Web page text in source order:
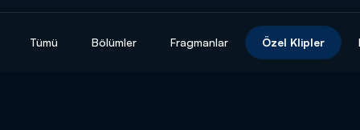
Tümü Bölümler Fragmanlar Özel Klipler